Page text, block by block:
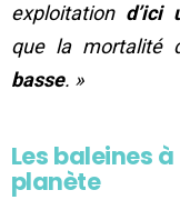
exploitation d’ici
que la mortalité
basse. »
Les baleines
planète